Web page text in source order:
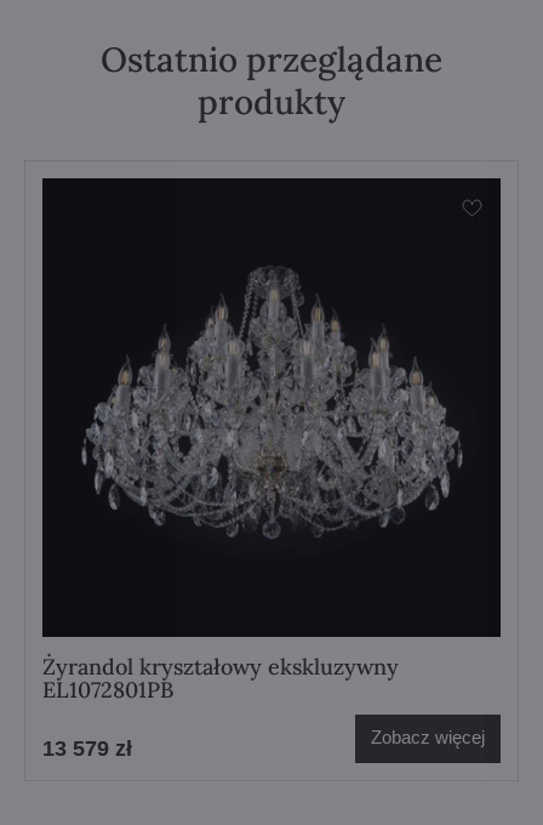
Ostatnio przeglądane
produkty
Żyrandol kryształowy ekskluzywny
EL1072801PB
13 579 zł Zobacz więcej